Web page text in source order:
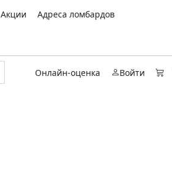
Акции
Адреса ломбардов
Онлайн-оценка Войти